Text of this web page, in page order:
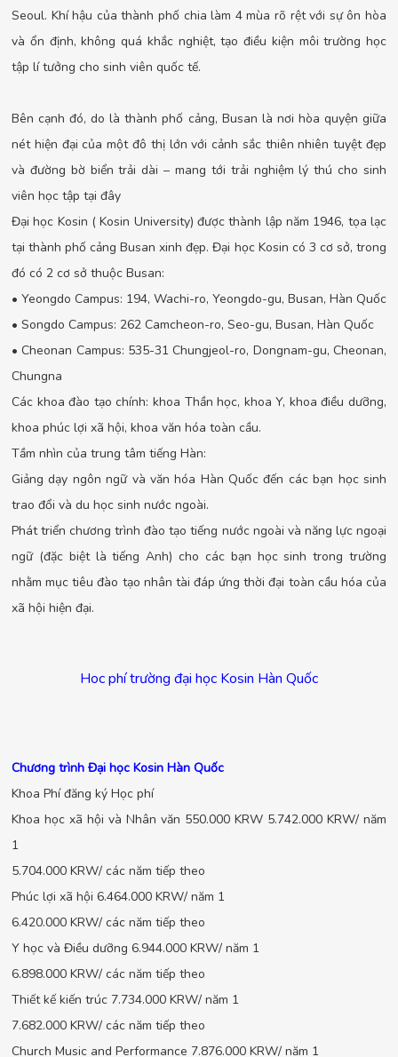
Seoul. Khí hậu của thành phố chia làm 4 mùa rõ rệt với sự ôn hòa
và ổn định, không quá khắc nghiệt, tạo điều kiện môi trường học
tập lí tưởng cho sinh viên quốc tế.
Bên cạnh đó, do là thành phố cảng, Busan là nơi hòa quyện giữa
nét hiện đại của một đô thị lớn với cảnh sắc thiên nhiên tuyệt đẹp
và đường bờ biển trải dài – mang tới trải nghiệm lý thú cho sinh
viên học tập tại đây
Đại học Kosin ( Kosin University) được thành lập năm 1946, tọa lạc
tại thành phố cảng Busan xinh đẹp. Đại học Kosin có 3 cơ sở, trong
đó có 2 cơ sở thuộc Busan:
• Yeongdo Campus: 194, Wachi-ro, Yeongdo-gu, Busan, Hàn Quốc
• Songdo Campus: 262 Camcheon-ro, Seo-gu, Busan, Hàn Quốc
• Cheonan Campus: 535-31 Chungjeol-ro, Dongnam-gu, Cheonan,
Chungna
Các khoa đào tạo chính: khoa Thần học, khoa Y, khoa điều dưỡng,
khoa phúc lợi xã hội, khoa văn hóa toàn cầu.
Tầm nhìn của trung tâm tiếng Hàn:
Giảng dạy ngôn ngữ và văn hóa Hàn Quốc đến các bạn học sinh
trao đổi và du học sinh nước ngoài.
Phát triển chương trình đào tạo tiếng nước ngoài và năng lực ngoại
ngữ (đặc biệt là tiếng Anh) cho các bạn học sinh trong trường
nhằm mục tiêu đào tạo nhân tài đáp ứng thời đại toàn cầu hóa của
xã hội hiện đại.
Hoc phí trường đại học Kosin Hàn Quốc
Chương trình Đại học Kosin Hàn Quốc
Khoa Phí đăng ký Học phí
Khoa học xã hội và Nhân văn 550.000 KRW 5.742.000 KRW/ năm
1
5.704.000 KRW/ các năm tiếp theo
Phúc lợi xã hội 6.464.000 KRW/ năm 1
6.420.000 KRW/ các năm tiếp theo
Y học và Điều dưỡng 6.944.000 KRW/ năm 1
6.898.000 KRW/ các năm tiếp theo
Thiết kế kiến trúc 7.734.000 KRW/ năm 1
7.682.000 KRW/ các năm tiếp theo
Church Music and Performance 7.876.000 KRW/ năm 1